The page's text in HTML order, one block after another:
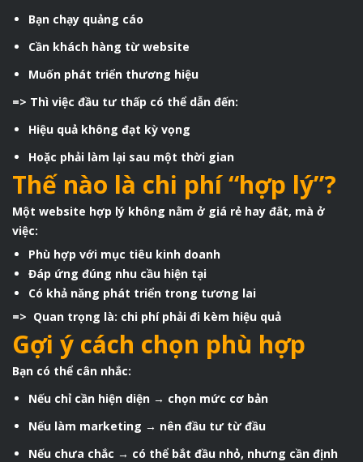
Bạn chạy quảng cáo
Cần khách hàng từ website
Muốn phát triển thương hiệu
=> Thì việc đầu tư thấp có thể dẫn đến:
Hiệu quả không đạt kỳ vọng
Hoặc phải làm lại sau một thời gian
Thế nào là chi phí “hợp lý”?
Một website hợp lý không nằm ở giá rẻ hay đắt, mà ở
việc:
Phù hợp với mục tiêu kinh doanh
Đáp ứng đúng nhu cầu hiện tại
Có khả năng phát triển trong tương lai
=> Quan trọng là: chi phí phải đi kèm hiệu quả
Gợi ý cách chọn phù hợp
Bạn có thể cân nhắc:
Nếu chỉ cần hiện diện → chọn mức cơ bản
Nếu làm marketing → nên đầu tư từ đầu
Nếu chưa chắc → có thể bắt đầu nhỏ, nhưng cần định